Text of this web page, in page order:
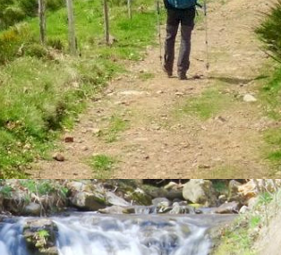
La reproduction des textes et photos